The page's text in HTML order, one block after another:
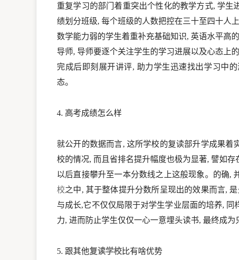
重复学习的部门着重突出个性化的教学方式, 学
绩划分班级, 每个班级的人数把控在三十至四十人
数学能力弱的学生着重补充基础知识, 英语水平高
导师, 导师要逐个关注学生的学习进展以及心态上
完成后即刻展开讲评, 助力学生迅速找出学习中
态。
4. 高考成绩怎么样
就公开的数据而言, 这所学校的复读部升学成果着
校的情况, 而且省排名提升幅度也极为显著, 譬如
以后直接攀升至一本分数线之上这般现象。的确,
校之中, 其于整体提升分数所呈现出的效果而言,
与成长,它不仅仅局限于对学生学业层面的培养,
力, 进而防止学生仅仅一心一意埋头读书, 最终成为
5. 跟其他复读学校比有啥优势